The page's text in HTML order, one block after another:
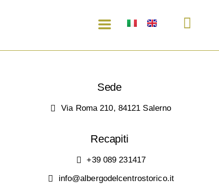
Button #1626
Sede
Via Roma 210, 84121 Salerno
Recapiti
+39 089 231417
info@albergodelcentrostorico.it